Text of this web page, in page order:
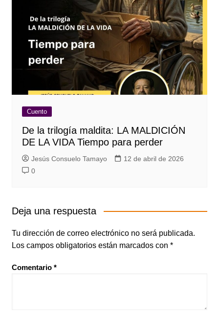
Cuento
De la trilogía maldita: LA MALDICIÓN
DE LA VIDA Tiempo para perder
Jesús Consuelo Tamayo
12 de abril de 2026
0
Deja una respuesta
Tu dirección de correo electrónico no será publicada.
Los campos obligatorios están marcados con *
Comentario *